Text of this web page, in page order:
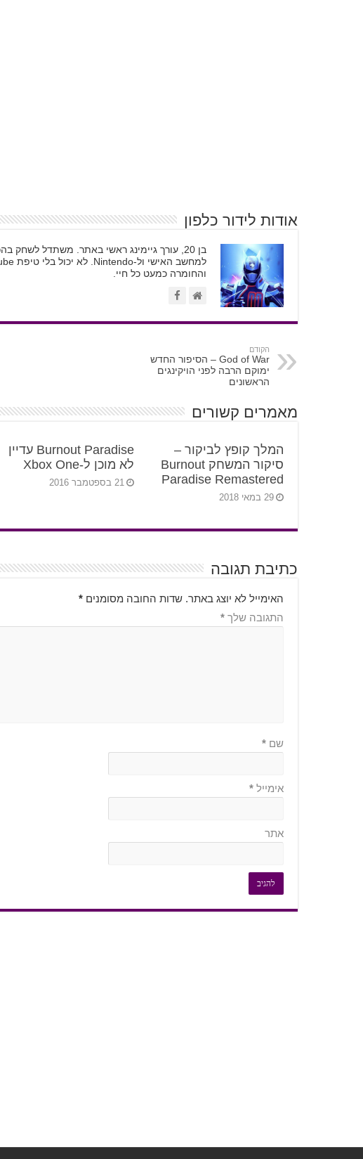
אודות לידור כלפון
בן 20, עורך גיימינג ראשי באתר. משתדל
והחומרה כמעט כל חיי.
הקודם
God of War – הסיפור החדש
ימוקם הרבה לפני הויקינגים
הראשונים
מאמרים קשורים
המלך קופץ לביקור –
סיקור המשחק Burnout
Paradise Remastered
29 במאי 2018
Burnout Paradise עדיין
לא מוכן ל-Xbox One
21 בספטמבר 2016
כתיבת תגובה
האימייל לא יוצג באתר. שדות החובה מסומנים*
התגובה שלך*
שם*
אימייל*
אתר